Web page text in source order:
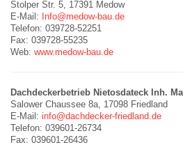
Stolper Str. 5, 17391 Medow
E-Mail: Info@medow-bau.de
Telefon: 039728-52251
Fax: 039728-55235
Web: www.medow-bau.de
Dachdeckerbetrieb Nietosdateck Inh.
Salower Chaussee 8a, 17098 Friedland
E-Mail: info@dachdecker-friedland.de
Telefon: 039601-26734
Fax: 039601-26436